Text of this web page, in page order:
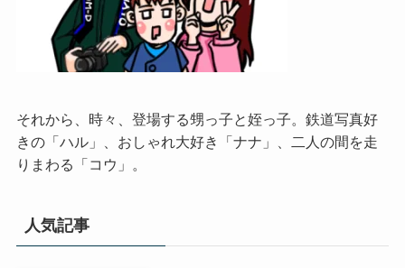
それから、時々、登場する甥っ子と姪っ子。鉄道写真好
きの「ハル」、おしゃれ大好き「ナナ」、二人の間を走
りまわる「コウ」。
人気記事